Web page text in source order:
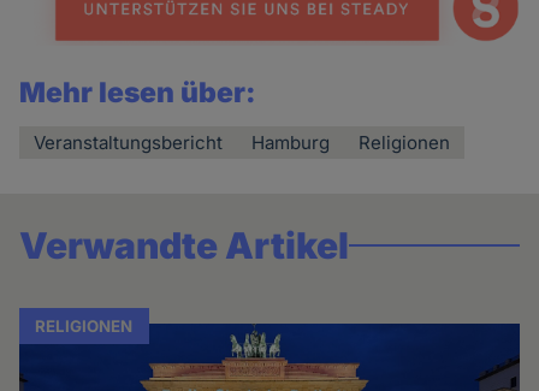
Mehr lesen über:
Veranstaltungsbericht Hamburg Religionen
Verwandte Artikel
RELIGIONEN